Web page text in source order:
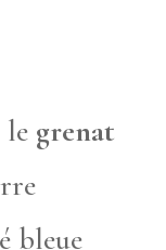
le grenat
bleue